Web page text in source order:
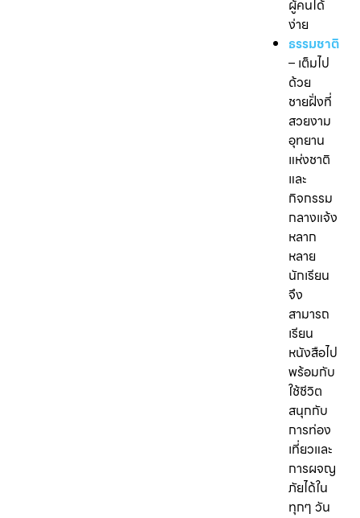
ผู้คนได้
ง่าย
ธรรมชาติ
– เต็มไป
ด้วย
ชายฝั่งที่
สวยงาม
อุทยาน
แห่งชาติ
และ
กิจกรรม
กลางแจ้ง
หลาก
หลาย
นักเรียน
จึง
สามารถ
เรียน
หนังสือไป
พร้อมกับ
ใช้ชีวิต
สนุกกับ
การท่อง
เที่ยวและ
การผจญ
ภัยได้ใน
ทุกๆ วัน